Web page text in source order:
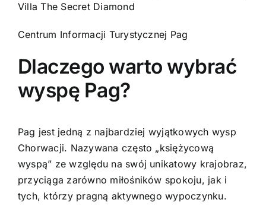
Villa The Secret Diamond
Centrum Informacji Turystycznej Pag
Dlaczego warto wybrać
wyspę Pag?
Pag jest jedną z najbardziej wyjątkowych wysp
Chorwacji. Nazywana często „księżycową
wyspą” ze względu na swój unikatowy krajobraz,
przyciąga zarówno miłośników spokoju, jak i
tych, którzy pragną aktywnego wypoczynku.